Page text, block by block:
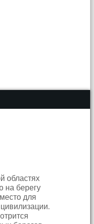
областях
на берегу
для